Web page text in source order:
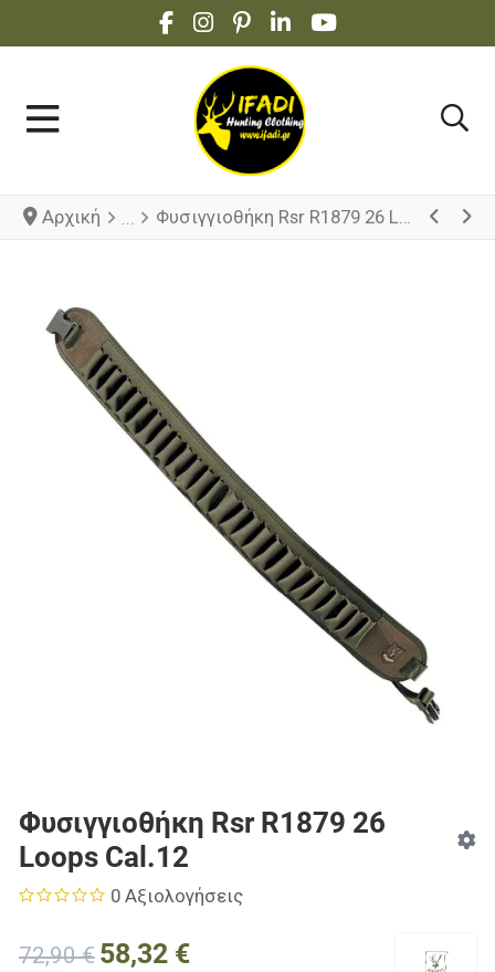
FACEBOOK SOCIAL LINK
INSTAGRAM SOCIAL LINK
PINTEREST SOCIAL LINK
LINKEDIN SOCIAL LINK
YOUTUBE SOCIAL
Αρχική Φυσιγγιοθήκη Rsr R1879 26 Loops Cal.12
Φυσιγγιοθήκη Rsr R1879 26
Loops Cal.12
0 Αξιολογήσεις
72,90 € 58,32 €